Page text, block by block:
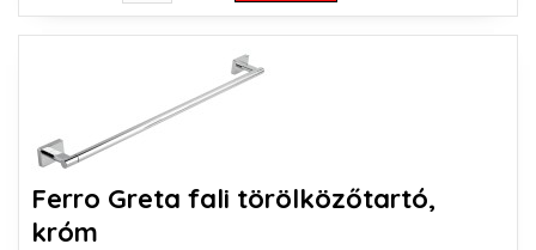
Ferro Greta fali törölközőtartó,
króm